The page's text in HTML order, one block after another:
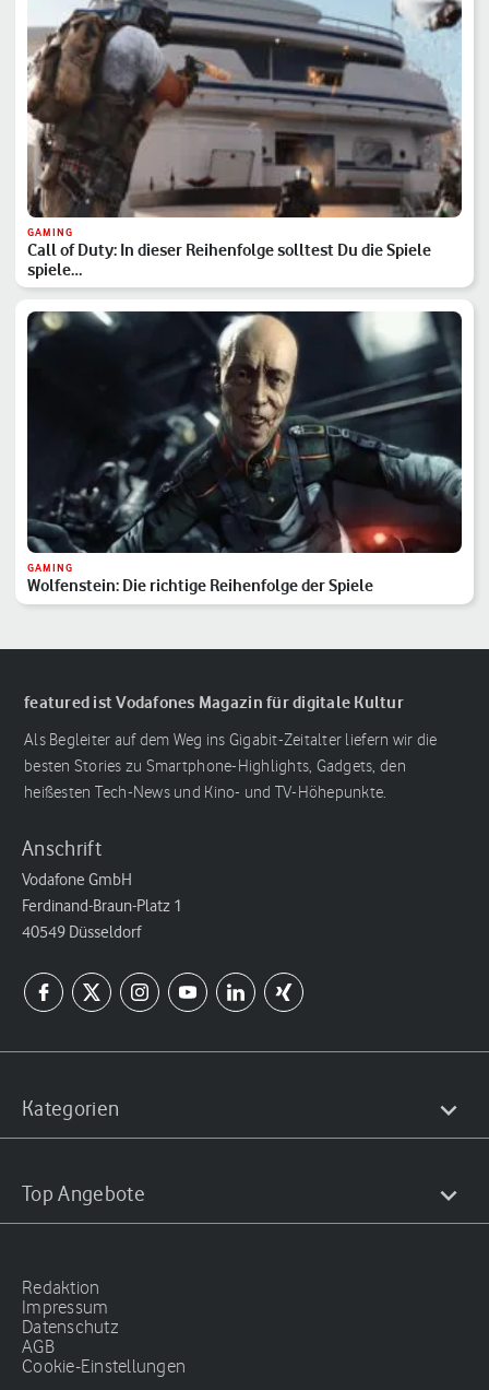
GAMING
Call of Duty: In dieser Reihenfolge solltest Du die Spiele
spiele…
GAMING
Wolfenstein: Die richtige Reihenfolge der Spiele
featured ist Vodafones Magazin für digitale Kultur
Als Begleiter auf dem Weg ins Gigabit-Zeitalter liefern wir die
besten Stories zu Smartphone-Highlights, Gadgets, den
heißesten Tech-News und Kino- und TV-Höhepunkte.
Anschrift
Vodafone GmbH
Ferdinand-Braun-Platz 1
40549 Düsseldorf
Kategorien
Top Angebote
Redaktion
Impressum
Datenschutz
AGB
Cookie-Einstellungen